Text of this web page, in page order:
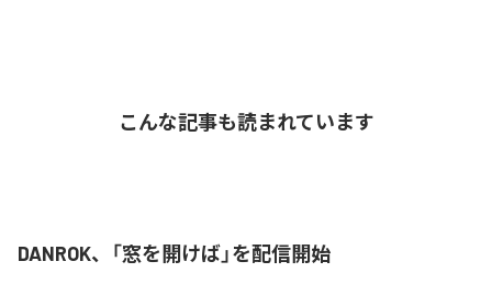
こんな記事も読まれています
DANROK、「窓を開けば」を配信開始